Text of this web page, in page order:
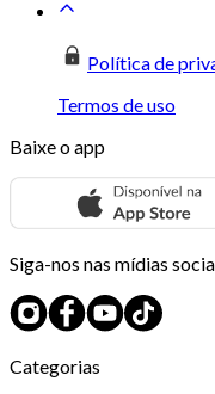
Política de
Termos de uso
Baixe o app
Siga-nos nas mídias
Categorias